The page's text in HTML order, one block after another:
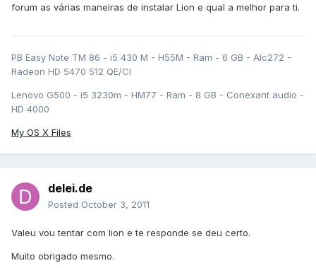
forum as várias maneiras de instalar Lion e qual a melhor para ti.
PB Easy Note TM 86 - i5 430 M - H55M - Ram - 6 GB - Alc272 -
Radeon HD 5470 512 QE/CI
Lenovo G500 - i5 3230m - HM77 - Ram - 8 GB - Conexant audio -
HD 4000
My OS X Files
delei.de
Posted October 3, 2011
Valeu vou tentar com lion e te responde se deu certo.
Muito obrigado mesmo.